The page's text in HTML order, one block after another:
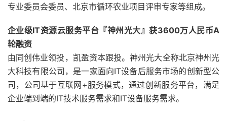
专业委员会委员、北京市循环农业项目评审专家等组成。
企业级IT资源云服务平台『神州光大』获3600万人民币A
轮融资
由同创伟业领投，凯盈资本跟投。神州光大全称北京神州光
大科技有限公司，是一家面向IT设备后服务市场的创新型公
司，公司基于互联网+服务模式，通过创新服务平台，满足
企业端到端的IT技术服务需求和IT设备服务需求。